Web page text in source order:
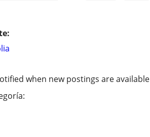
when new postings are available